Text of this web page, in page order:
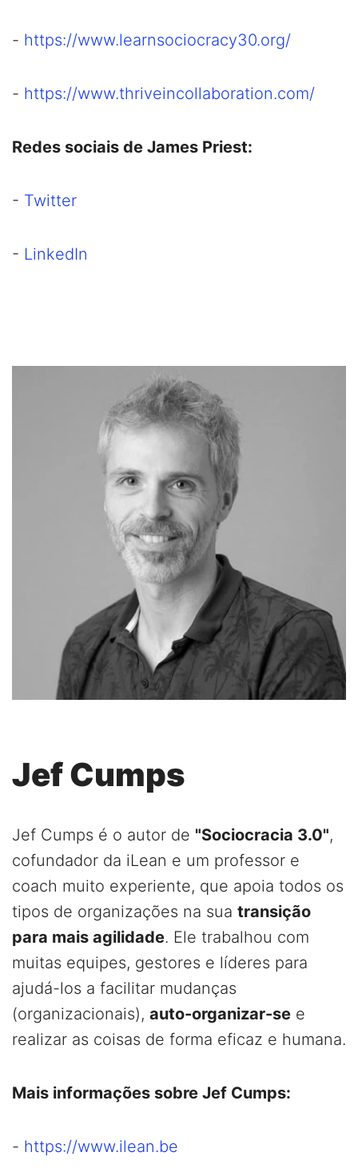
- https://www.learnsociocracy30.org/
- https://www.thriveincollaboration.com/
Redes sociais de James Priest:
- Twitter
- LinkedIn
Jef Cumps
Jef Cumps é o autor de "Sociocracia 3.0",
cofundador da iLean e um professor e
coach muito experiente, que apoia todos os
tipos de organizações na sua transição
para mais agilidade. Ele trabalhou com
muitas equipes, gestores e líderes para
ajudá-los a facilitar mudanças
(organizacionais), auto-organizar-se e
realizar as coisas de forma eficaz e humana.
Mais informações sobre Jef Cumps:
- https://www.ilean.be